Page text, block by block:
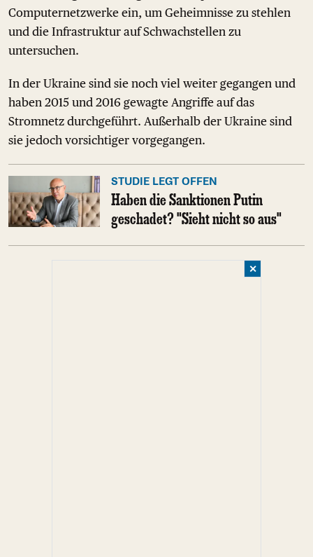
Computernetzwerke ein, um Geheimnisse zu stehlen
und die Infrastruktur auf Schwachstellen zu
untersuchen.
In der Ukraine sind sie noch viel weiter gegangen und
haben 2015 und 2016 gewagte Angriffe auf das
Stromnetz durchgeführt. Außerhalb der Ukraine sind
sie jedoch vorsichtiger vorgegangen.
STUDIE LEGT OFFEN
Haben die Sanktionen Putin
geschadet? "Sieht nicht so aus"
✕